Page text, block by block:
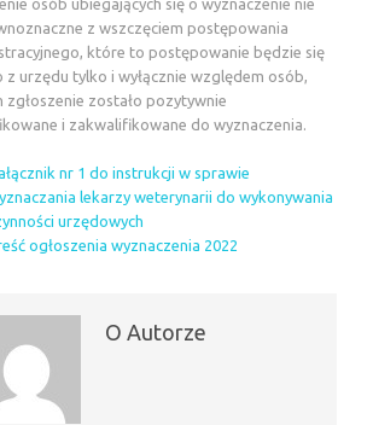
z wszczęciem postępowania
które to postępowanie będzie się
z urzędu tylko i wyłącznie względem osób,
zgłoszenie zostało pozytywnie
i zakwalifikowane do wyznaczenia.
nr 1 do instrukcji w sprawie
lekarzy weterynarii do wykonywania
urzędowych
ogłoszenia wyznaczenia 2022
O Autorze